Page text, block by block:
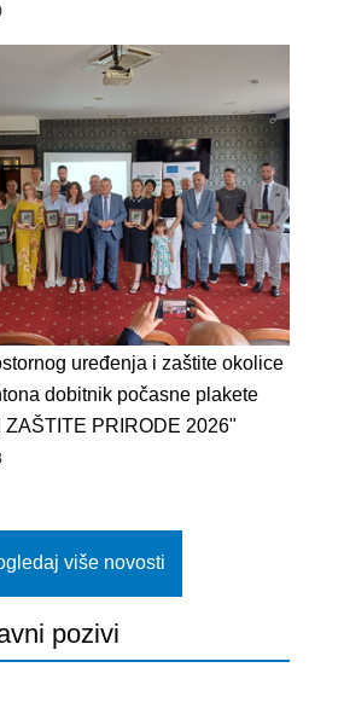
uređenja i zaštite okolice
dobitnik počasne plakete
ZAŠTITE PRIRODE 2026"
više novosti
pozivi